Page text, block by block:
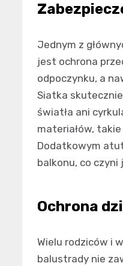
Jednym z
jest ochrona
odpoczynku, a
Siatka
światła ani
materiałów,
Dodatkowym
balkonu, co
Ochrona
Wielu rodziców i
balustrady nie